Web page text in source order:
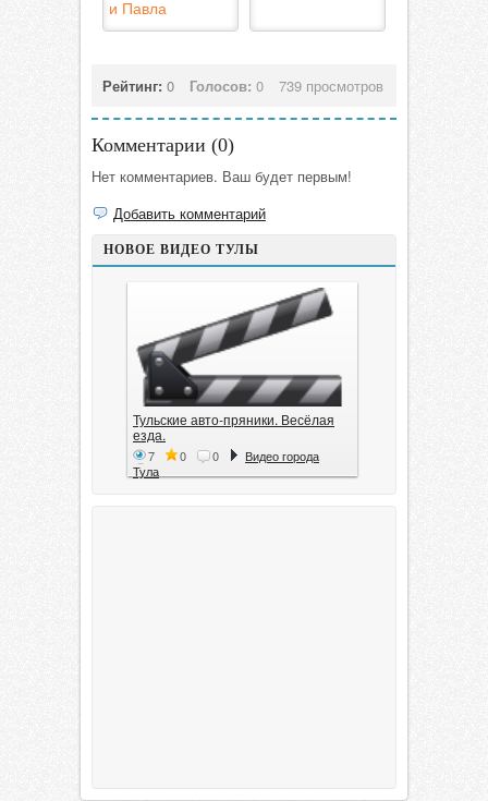
и Павла
Рейтинг: 0 Голосов: 0 739 просмотров
Комментарии (0)
Нет комментариев. Ваш будет первым!
Добавить комментарий
НОВОЕ ВИДЕО ТУЛЫ
Тульские авто-пряники. Весёлая
езда.
7 0 0
Видео города
Тула